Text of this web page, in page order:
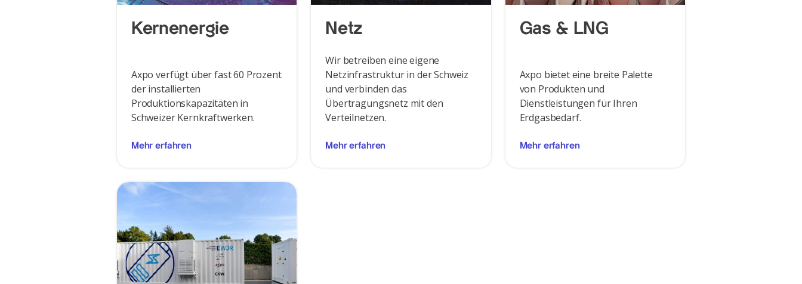
Kernenergie
Axpo verfügt über fast 60 Prozent
der installierten
Produktionskapazitäten in
Schweizer Kernkraftwerken.
Mehr erfahren
Netz
Wir betreiben eine eigene
Netzinfrastruktur in der Schweiz
und verbinden das
Übertragungsnetz mit den
Verteilnetzen.
Mehr erfahren
Gas & LNG
Axpo bietet eine breite Palette
von Produkten und
Dienstleistungen für Ihren
Erdgasbedarf.
Mehr erfahren